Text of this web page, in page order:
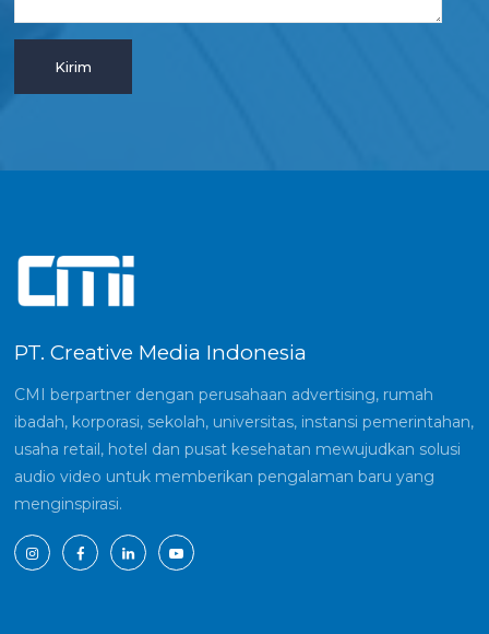
PT. Creative Media Indonesia
CMI berpartner dengan perusahaan advertising, rumah
ibadah, korporasi, sekolah, universitas, instansi pemerintahan,
usaha retail, hotel dan pusat kesehatan mewujudkan solusi
audio video untuk memberikan pengalaman baru yang
menginspirasi.